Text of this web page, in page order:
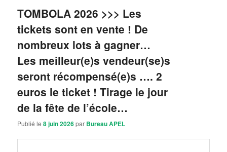
TOMBOLA 2026 >>> Les
tickets sont en vente ! De
nombreux lots à gagner…
Les meilleur(e)s vendeur(se)s
seront récompensé(e)s …. 2
euros le ticket ! Tirage le jour
de la fête de l’école…
Publié le8 juin 2026par Bureau APEL